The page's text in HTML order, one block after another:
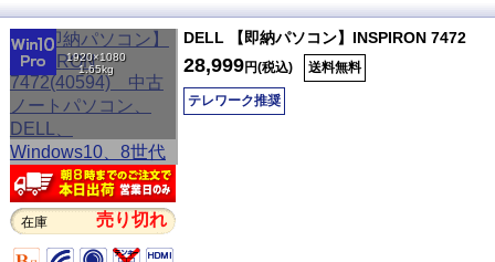
1920×1080
1.65kg
在庫 売り切れ
DELL 【即納パソコン】INSPIRON 7472
28,999円(税込) 送料無料
テレワーク推奨